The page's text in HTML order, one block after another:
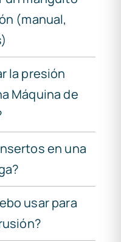
(manual,
la presión
Máquina de
en una
usar para